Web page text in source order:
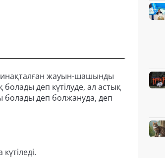
жауын-шашынды
деп күтілуде, ал астық
болады деп болжануда, деп